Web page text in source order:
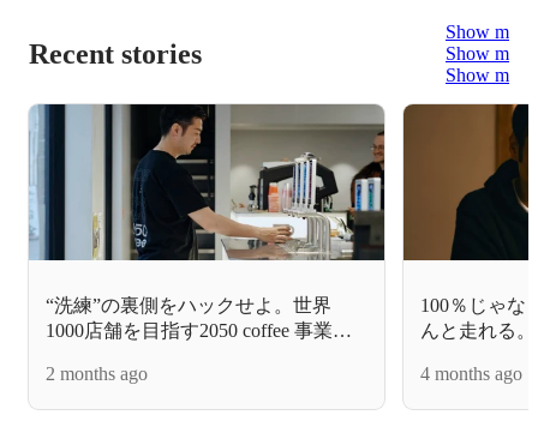
Recent stories
Show more
Show more
Show more
“洗練”の裏側をハックせよ。世界
1000店舗を目指す2050 coffee 事業開
2 months ago
100％じゃな
んと走れる
ージャーに
4 months ago